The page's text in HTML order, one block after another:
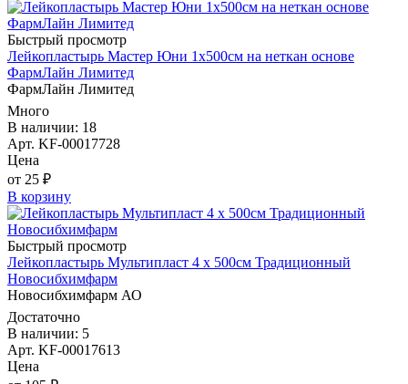
Быстрый просмотр
Лейкопластырь Мастер Юни 1х500см на неткан основе
ФармЛайн Лимитед
ФармЛайн Лимитед
Много
В наличии: 18
Арт. KF-00017728
Цена
от 25 ₽
В корзину
Быстрый просмотр
Лейкопластырь Мультипласт 4 х 500см Традиционный
Новосибхимфарм
Новосибхимфарм АО
Достаточно
В наличии: 5
Арт. KF-00017613
Цена